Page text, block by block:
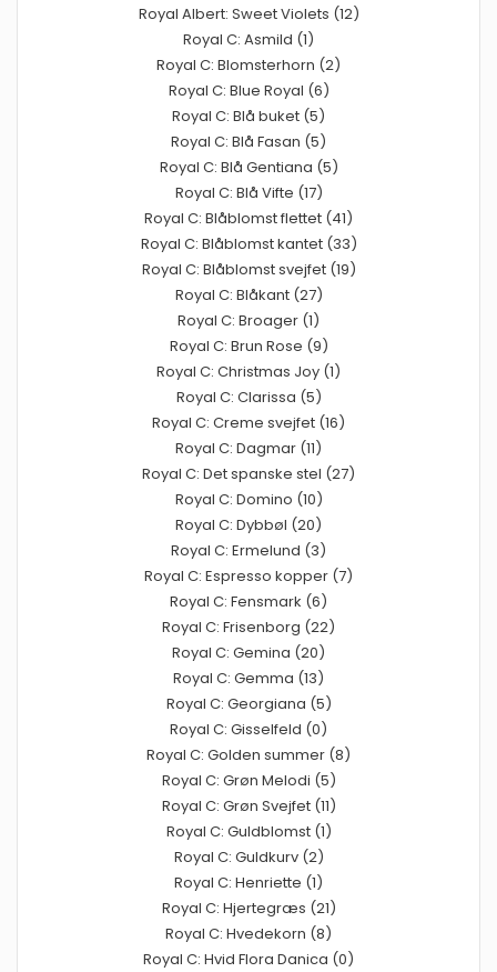
Royal Albert: Sweet Violets (12)
Royal C: Asmild (1)
Royal C: Blomsterhorn (2)
Royal C: Blue Royal (6)
Royal C: Blå buket (5)
Royal C: Blå Fasan (5)
Royal C: Blå Gentiana (5)
Royal C: Blå Vifte (17)
Royal C: Blåblomst flettet (41)
Royal C: Blåblomst kantet (33)
Royal C: Blåblomst svejfet (19)
Royal C: Blåkant (27)
Royal C: Broager (1)
Royal C: Brun Rose (9)
Royal C: Christmas Joy (1)
Royal C: Clarissa (5)
Royal C: Creme svejfet (16)
Royal C: Dagmar (11)
Royal C: Det spanske stel (27)
Royal C: Domino (10)
Royal C: Dybbøl (20)
Royal C: Ermelund (3)
Royal C: Espresso kopper (7)
Royal C: Fensmark (6)
Royal C: Frisenborg (22)
Royal C: Gemina (20)
Royal C: Gemma (13)
Royal C: Georgiana (5)
Royal C: Gisselfeld (0)
Royal C: Golden summer (8)
Royal C: Grøn Melodi (5)
Royal C: Grøn Svejfet (11)
Royal C: Guldblomst (1)
Royal C: Guldkurv (2)
Royal C: Henriette (1)
Royal C: Hjertegræs (21)
Royal C: Hvedekorn (8)
Royal C: Hvid Flora Danica (0)